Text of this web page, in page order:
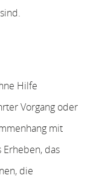
Hilfe
Vorgang oder
mit
das
die